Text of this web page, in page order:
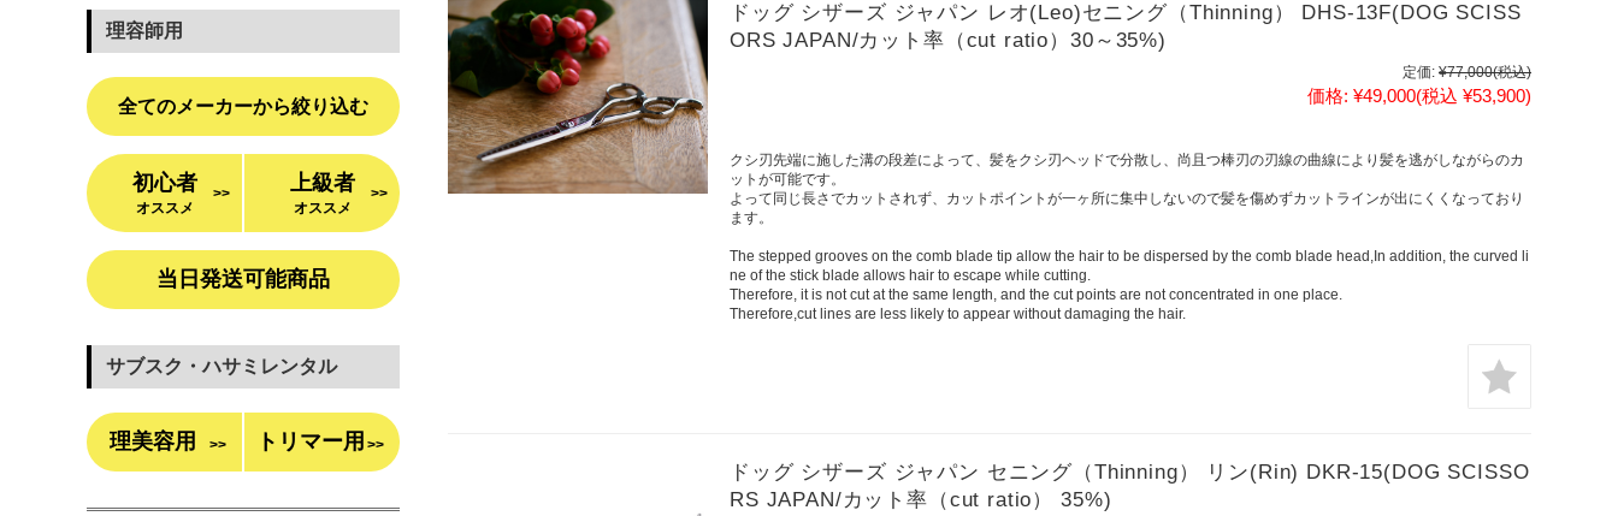
ドッグ シザーズ ジャパン レオ(Leo)セニング（Thinning） DHS-13F(DOG SCISS
ORS JAPAN/カット率（cut ratio）30～35%)
定価: ¥77,000(税込)
価格: ¥49,000(税込 ¥53,900)
クシ刃先端に施した溝の段差によって、髪をクシ刃ヘッドで分散し、尚且つ棒刃の刃線の曲線により髪を逃がしながらのカ
ットが可能です。
よって同じ長さでカットされず、カットポイントが一ヶ所に集中しないので髪を傷めずカットラインが出にくくなっており
ます。
The stepped grooves on the comb blade tip allow the hair to be dispersed by the comb blade head,In addition, the curved li
ne of the stick blade allows hair to escape while cutting.
Therefore, it is not cut at the same length, and the cut points are not concentrated in one place.
Therefore,cut lines are less likely to appear without damaging the hair.
ドッグ シザーズ ジャパン セニング（Thinning） リン(Rin) DKR-15(DOG SCISSO
RS JAPAN/カット率（cut ratio） 35%)
理容師用
全てのメーカーから絞り込む
初心者
オススメ
>> 上級者
オススメ
>>
当日発送可能商品
サブスク・ハサミレンタル
理美容用 >> トリマー用 >>